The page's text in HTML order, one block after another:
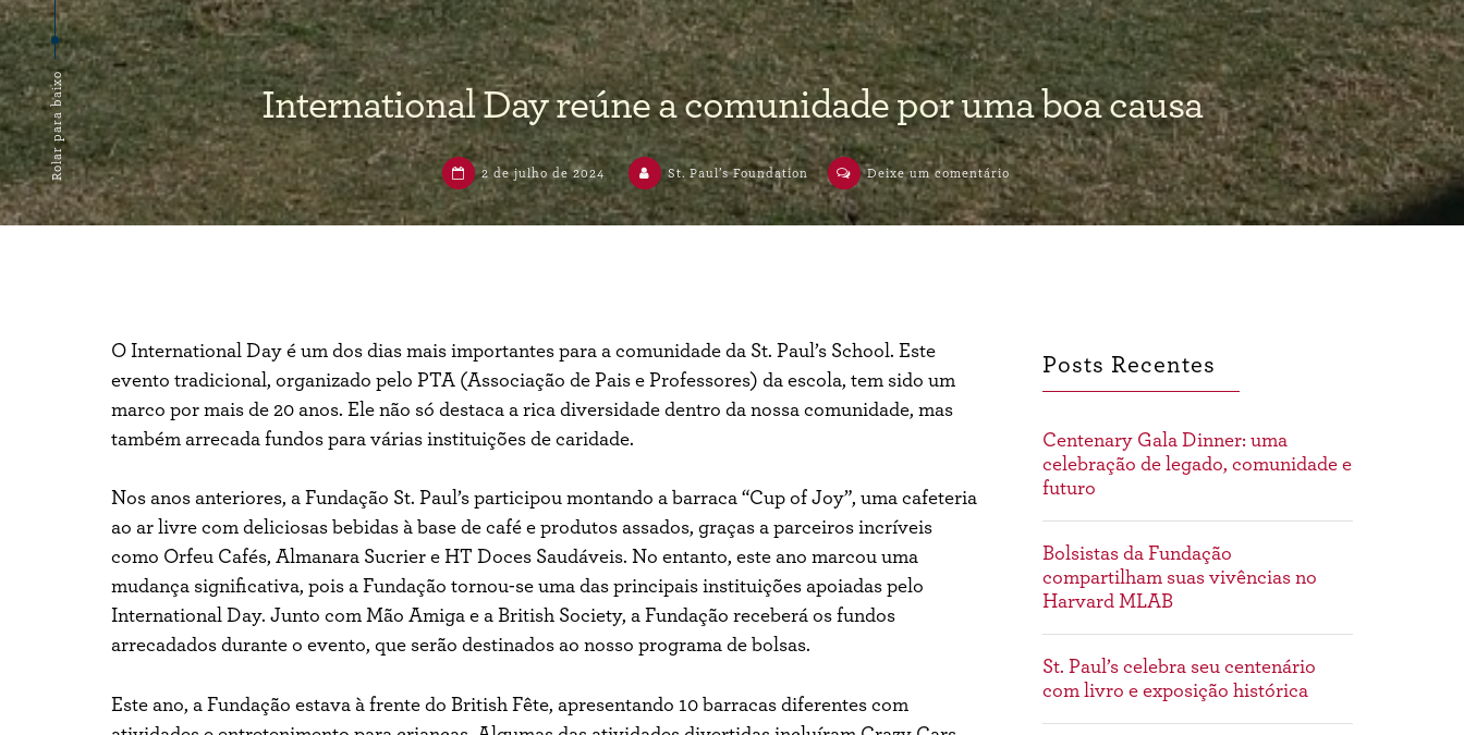
International Day reúne a comunidade por uma boa causa
2 de julho de 2024 St. Paul’s Foundation Deixe um comentário
Rolar para baixo
O International Day é um dos dias mais importantes para a comunidade da St. Paul’s School. Este
evento tradicional, organizado pelo PTA (Associação de Pais e Professores) da escola, tem sido um
marco por mais de 20 anos. Ele não só destaca a rica diversidade dentro da nossa comunidade, mas
também arrecada fundos para várias instituições de caridade.
Nos anos anteriores, a Fundação St. Paul’s participou montando a barraca “Cup of Joy”, uma cafeteria
ao ar livre com deliciosas bebidas à base de café e produtos assados, graças a parceiros incríveis
como Orfeu Cafés, Almanara Sucrier e HT Doces Saudáveis. No entanto, este ano marcou uma
mudança significativa, pois a Fundação tornou-se uma das principais instituições apoiadas pelo
International Day. Junto com Mão Amiga e a British Society, a Fundação receberá os fundos
arrecadados durante o evento, que serão destinados ao nosso programa de bolsas.
Este ano, a Fundação estava à frente do British Fête, apresentando 10 barracas diferentes com
Posts Recentes
Centenary Gala Dinner: uma
celebração de legado, comunidade e
futuro
Bolsistas da Fundação
compartilham suas vivências no
Harvard MLAB
St. Paul’s celebra seu centenário
com livro e exposição histórica